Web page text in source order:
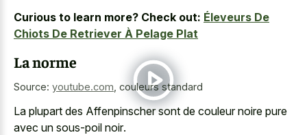
Curious to learn more? Check out: Éleveurs De
Chiots De Retriever À Pelage Plat
La norme
Source: youtube.com couleurs standard
La plupart des Affenpinscher sont de couleur noire pure
avec un sous-poil noir.